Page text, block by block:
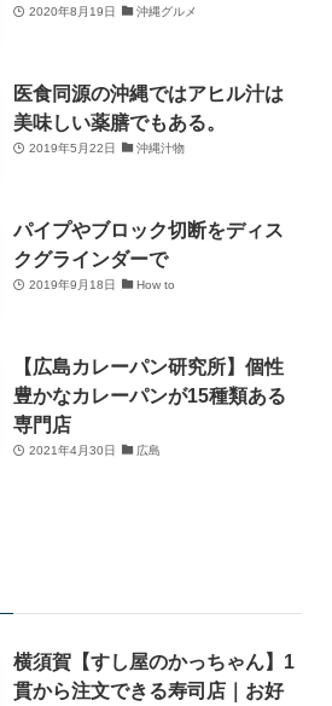
2020年8月19日 沖縄グルメ
医食同源の沖縄ではアヒル汁は
美味しい薬膳でもある。
2019年5月22日 沖縄汁物
パイプやブロック切断をディス
クグラインダーで
2019年9月18日 How to
【広島カレーパン研究所】個性
豊かなカレーパンが15種類ある
専門店
2021年4月30日 広島
横須賀【すし屋のかっちゃん】1
貫から注文できる寿司店｜お好